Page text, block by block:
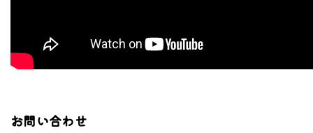
お問い合わせ